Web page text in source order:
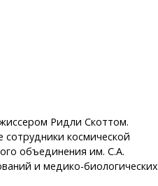
Ридли Скоттом.
космической
объединения им. С.А.
и медико-биологических